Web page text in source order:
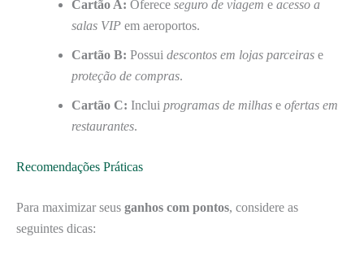
Cartão A: Oferece seguro de viagem e acesso a
salas VIP em aeroportos.
Cartão B: Possui descontos em lojas parceiras e
proteção de compras.
Cartão C: Inclui programas de milhas e ofertas em
restaurantes.
Recomendações Práticas
Para maximizar seus ganhos com pontos, considere as
seguintes dicas: